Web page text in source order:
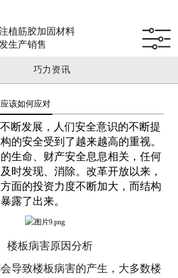
植筋胶加固材料
生产销售
巧力资讯
该如何应对
发展，人们安全意识的不断提
的安全受到了越来越高的重视。
生命、财产安全息息相关，任何
时发现、消除。改革开放以来，
面的投资力度不断加大，而结构
露了出来。
楼板病害原因分析
致楼板病害的产生，大多数楼